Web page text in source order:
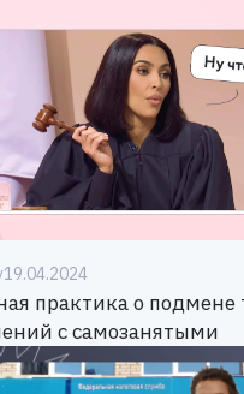
19.04.2024
практика о подмене
с самозанятыми